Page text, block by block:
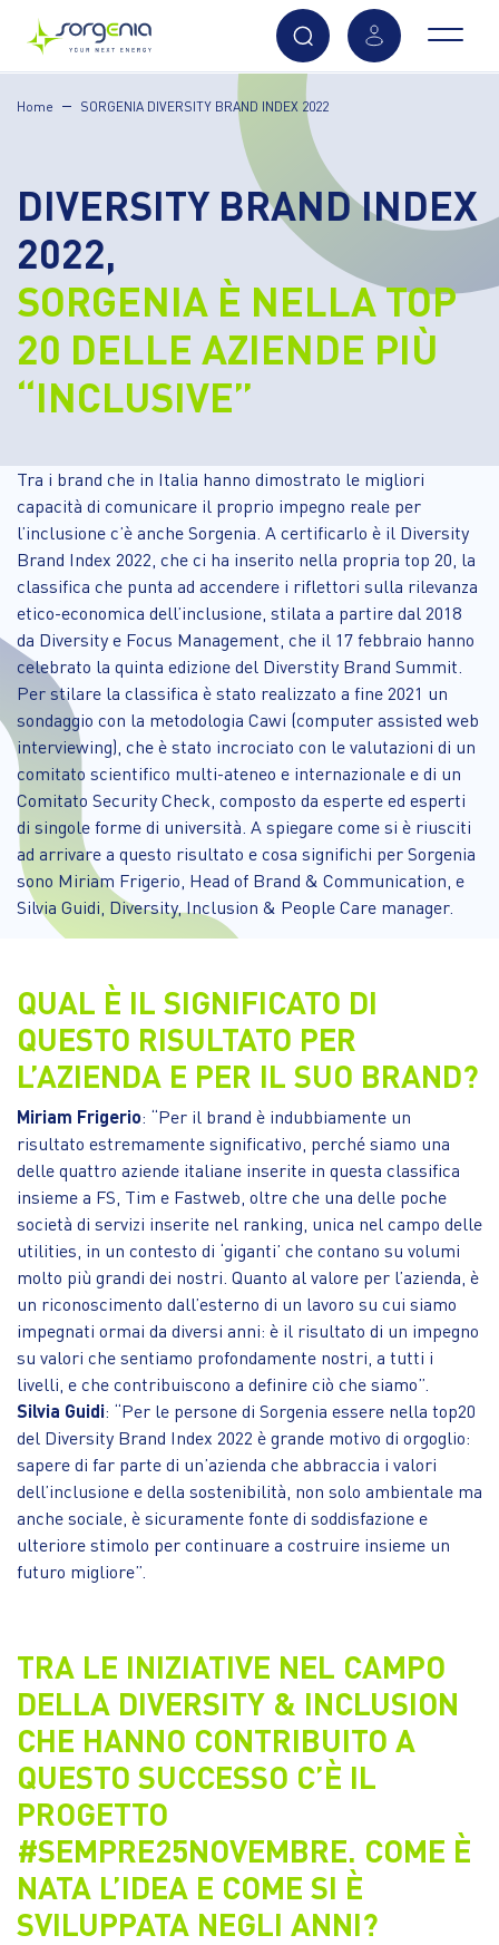
Home SORGENIA DIVERSITY BRAND INDEX 2022
DIVERSITY BRAND INDEX
2022,
SORGENIA È NELLA TOP
20 DELLE AZIENDE PIÙ
“INCLUSIVE”
Tra i brand che in Italia hanno dimostrato le migliori
capacità di comunicare il proprio impegno reale per
l’inclusione c’è anche Sorgenia. A certificarlo è il Diversity
Brand Index 2022, che ci ha inserito nella propria top 20, la
classifica che punta ad accendere i riflettori sulla rilevanza
etico-economica dell’inclusione, stilata a partire dal 2018
da Diversity e Focus Management, che il 17 febbraio hanno
celebrato la quinta edizione del Diverstity Brand Summit.
Per stilare la classifica è stato realizzato a fine 2021 un
sondaggio con la metodologia Cawi (computer assisted web
interviewing), che è stato incrociato con le valutazioni di un
comitato scientifico multi-ateneo e internazionale e di un
Comitato Security Check, composto da esperte ed esperti
di singole forme di università. A spiegare come si è riusciti
ad arrivare a questo risultato e cosa significhi per Sorgenia
sono Miriam Frigerio, Head of Brand & Communication, e
Silvia Guidi, Diversity, Inclusion & People Care manager.
QUAL È IL SIGNIFICATO DI
QUESTO RISULTATO PER
L’AZIENDA E PER IL SUO BRAND?
Miriam Frigerio: “Per il brand è indubbiamente un
risultato estremamente significativo, perché siamo una
delle quattro aziende italiane inserite in questa classifica
insieme a FS, Tim e Fastweb, oltre che una delle poche
società di servizi inserite nel ranking, unica nel campo delle
utilities, in un contesto di ‘giganti’ che contano su volumi
molto più grandi dei nostri. Quanto al valore per l’azienda, è
un riconoscimento dall’esterno di un lavoro su cui siamo
impegnati ormai da diversi anni: è il risultato di un impegno
su valori che sentiamo profondamente nostri, a tutti i
livelli, e che contribuiscono a definire ciò che siamo”.
Silvia Guidi: “Per le persone di Sorgenia essere nella top20
del Diversity Brand Index 2022 è grande motivo di orgoglio:
sapere di far parte di un’azienda che abbraccia i valori
dell’inclusione e della sostenibilità, non solo ambientale ma
anche sociale, è sicuramente fonte di soddisfazione e
ulteriore stimolo per continuare a costruire insieme un
futuro migliore”.
TRA LE INIZIATIVE NEL CAMPO
DELLA DIVERSITY & INCLUSION
CHE HANNO CONTRIBUITO A
QUESTO SUCCESSO C’È IL
PROGETTO
#SEMPRE25NOVEMBRE. COME È
NATA L’IDEA E COME SI È
SVILUPPATA NEGLI ANNI?